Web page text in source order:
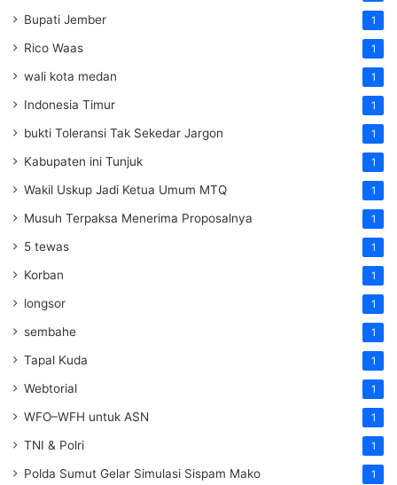
Bupati Jember 1
Rico Waas 1
wali kota medan 1
Indonesia Timur 1
bukti Toleransi Tak Sekedar Jargon 1
Kabupaten ini Tunjuk 1
Wakil Uskup Jadi Ketua Umum MTQ 1
Musuh Terpaksa Menerima Proposalnya 1
5 tewas 1
Korban 1
longsor 1
sembahe 1
Tapal Kuda 1
Webtorial 1
WFO–WFH untuk ASN 1
TNI & Polri 1
Polda Sumut Gelar Simulasi Sispam Mako 1